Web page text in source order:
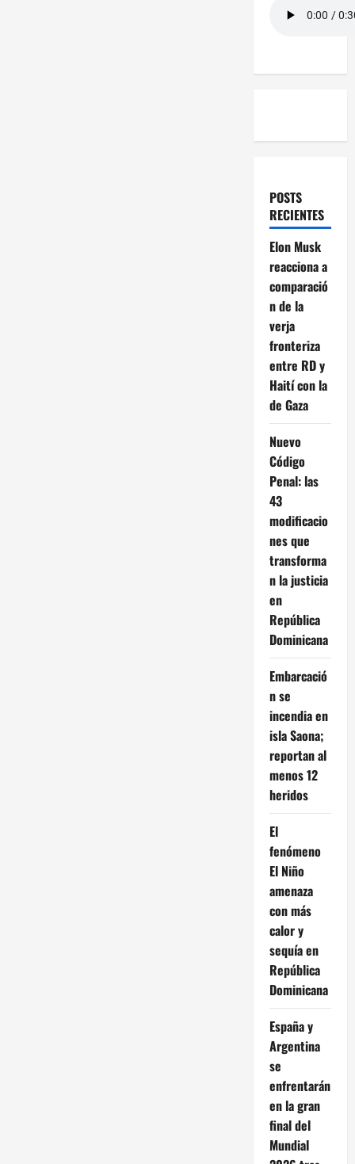
POSTS
RECIENTES
Elon Musk
reacciona a
comparació
n de la
verja
fronteriza
entre RD y
Haití con la
de Gaza
Nuevo
Código
Penal: las
43
modificacio
nes que
transforma
n la justicia
en
República
Dominicana
Embarcació
n se
incendia en
isla Saona;
reportan al
menos 12
heridos
El
fenómeno
El Niño
amenaza
con más
calor y
sequía en
República
Dominicana
España y
Argentina
se
enfrentarán
en la gran
final del
Mundial